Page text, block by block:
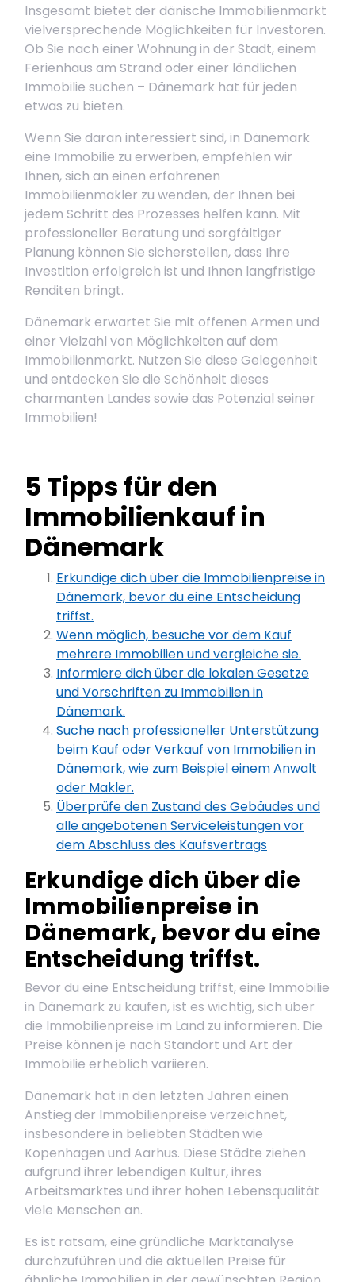
Insgesamt bietet der dänische Immobilienmarkt
vielversprechende Möglichkeiten für Investoren.
Ob Sie nach einer Wohnung in der Stadt, einem
Ferienhaus am Strand oder einer ländlichen
Immobilie suchen – Dänemark hat für jeden
etwas zu bieten.
Wenn Sie daran interessiert sind, in Dänemark
eine Immobilie zu erwerben, empfehlen wir
Ihnen, sich an einen erfahrenen
Immobilienmakler zu wenden, der Ihnen bei
jedem Schritt des Prozesses helfen kann. Mit
professioneller Beratung und sorgfältiger
Planung können Sie sicherstellen, dass Ihre
Investition erfolgreich ist und Ihnen langfristige
Renditen bringt.
Dänemark erwartet Sie mit offenen Armen und
einer Vielzahl von Möglichkeiten auf dem
Immobilienmarkt. Nutzen Sie diese Gelegenheit
und entdecken Sie die Schönheit dieses
charmanten Landes sowie das Potenzial seiner
Immobilien!
5 Tipps für den
Immobilienkauf in
Dänemark
Erkundige dich über die Immobilienpreise in
Dänemark, bevor du eine Entscheidung
triffst.
Wenn möglich, besuche vor dem Kauf
mehrere Immobilien und vergleiche sie.
Informiere dich über die lokalen Gesetze
und Vorschriften zu Immobilien in
Dänemark.
Suche nach professioneller Unterstützung
beim Kauf oder Verkauf von Immobilien in
Dänemark, wie zum Beispiel einem Anwalt
oder Makler.
Überprüfe den Zustand des Gebäudes und
alle angebotenen Serviceleistungen vor
dem Abschluss des Kaufsvertrags
Erkundige dich über die
Immobilienpreise in
Dänemark, bevor du eine
Entscheidung triffst.
Bevor du eine Entscheidung triffst, eine Immobilie
in Dänemark zu kaufen, ist es wichtig, sich über
die Immobilienpreise im Land zu informieren. Die
Preise können je nach Standort und Art der
Immobilie erheblich variieren.
Dänemark hat in den letzten Jahren einen
Anstieg der Immobilienpreise verzeichnet,
insbesondere in beliebten Städten wie
Kopenhagen und Aarhus. Diese Städte ziehen
aufgrund ihrer lebendigen Kultur, ihres
Arbeitsmarktes und ihrer hohen Lebensqualität
viele Menschen an.
Es ist ratsam, eine gründliche Marktanalyse
durchzuführen und die aktuellen Preise für